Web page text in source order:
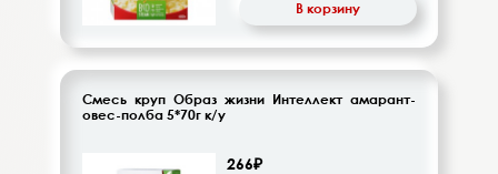
В корзину
Смесь круп Образ жизни Интеллект амарант-
овес-полба 5*70г к/у
266₽